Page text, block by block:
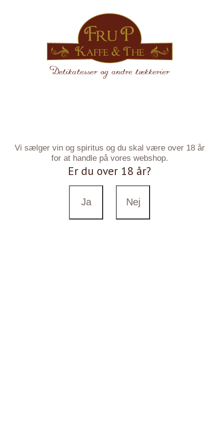
Vi sælger vin og spiritus og du skal være over 18 år
for at handle på vores webshop.
Er du over 18 år?
Ja Nej